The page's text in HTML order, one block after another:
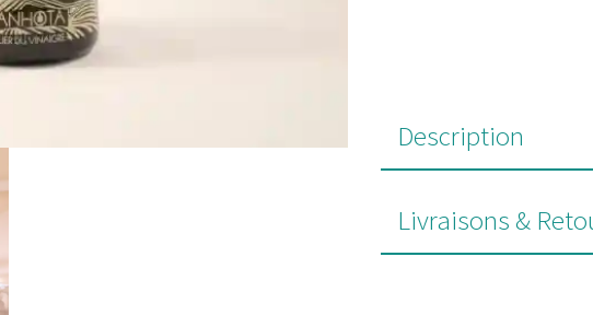
Description
Livraisons &